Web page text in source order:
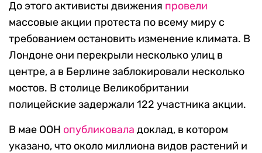
До этого активисты движения провели
массовые акции протеста по всему миру с
требованием остановить изменение климата. В
Лондоне они перекрыли несколько улиц в
центре, а в Берлине заблокировали несколько
мостов. В столице Великобритании
полицейские задержали 122 участника акции.
В мае ООН опубликовала доклад, в котором
указано, что около миллиона видов растений и